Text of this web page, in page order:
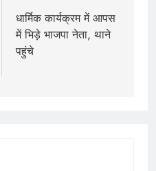
धार्मिक कार्यक्रम में आपस
में भिड़े भाजपा नेता, थाने
पहुंचे